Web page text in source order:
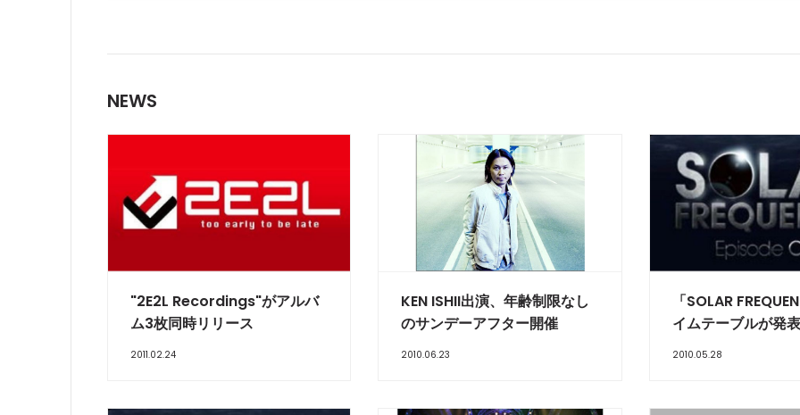
NEWS
"2E2L Recordings"がアルバ
ム3枚同時リリース
2011.02.24
KEN ISHII出演、年齢制限なし
のサンデーアフター開催
2010.06.23
「SOLAR
イムテーブルが発表
2010.05.28